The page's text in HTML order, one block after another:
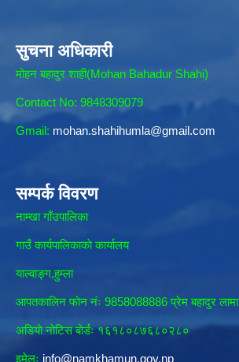
सुचना अधिकारी
मोहन बहादुर शाही(Mohan Bahadur Shahi)
Contact No: 9848309079
Gmail: mohan.shahihumla@gmail.com
सम्पर्क विवरण
नाम्खा गाँउपालिका
गाउँ कार्यपालिकाकाे कार्यालय
याल्वाङ्ग,हुम्ला
आपतकालिन फाेन नंः 9858088886 प्रेम बहादुर लामा
अडियाे नोटिस बाेर्डः १६१८०८७६८०२८०
इमेलः info@namkhamun.gov.np